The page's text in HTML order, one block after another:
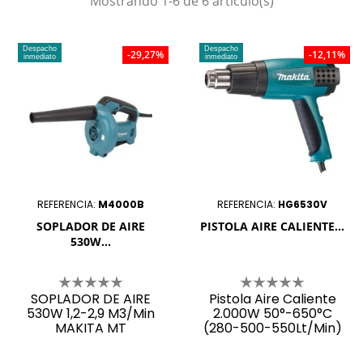
Despacho
inmediato
REFERENCIA: M4000B
SOPLADOR DE AIRE
530W...
SOPLADOR DE AIRE
530W 1,2-2,9 M3/Min
MAKITA MT
-29,27%
Despacho
inmediato
REFERENCIA: HG6530V
PISTOLA AIRE CALIENTE...
Pistola Aire Caliente
2.000W 50°-650°C
(280-500-550Lt/Min)
-12,11%